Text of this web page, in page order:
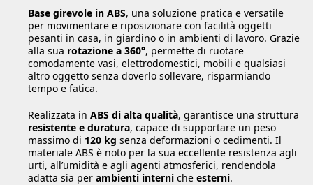
Base girevole in ABS, una soluzione pratica e versatile
per movimentare e riposizionare con facilità oggetti
pesanti in casa, in giardino o in ambienti di lavoro. Grazie
alla sua rotazione a 360°, permette di ruotare
comodamente vasi, elettrodomestici, mobili e qualsiasi
altro oggetto senza doverlo sollevare, risparmiando
tempo e fatica.
Realizzata in ABS di alta qualità, garantisce una struttura
resistente e duratura, capace di supportare un peso
massimo di 120 kg senza deformazioni o cedimenti. Il
materiale ABS è noto per la sua eccellente resistenza agli
urti, all’umidità e agli agenti atmosferici, rendendola
adatta sia per ambienti interni che esterni.